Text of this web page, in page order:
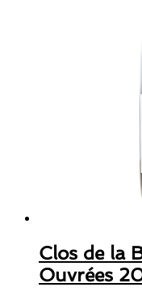
Clos de la
Ouvrées